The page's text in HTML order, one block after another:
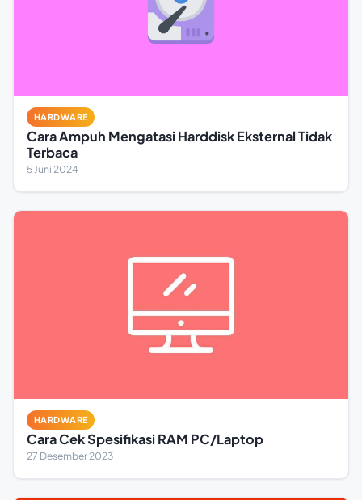
HARDWARE
Cara Ampuh Mengatasi Harddisk Eksternal Tidak
Terbaca
5 Juni 2024
HARDWARE
Cara Cek Spesifikasi RAM PC/Laptop
27 Desember 2023